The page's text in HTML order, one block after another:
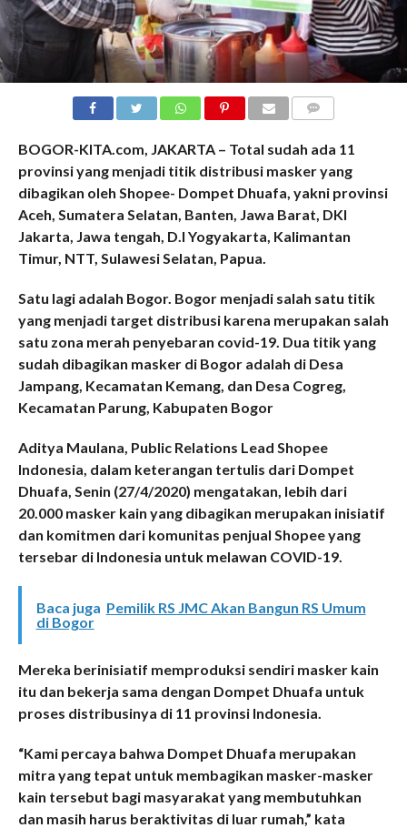
BOGOR-KITA.com, JAKARTA – Total sudah ada 11
provinsi yang menjadi titik distribusi masker yang
dibagikan oleh Shopee- Dompet Dhuafa, yakni provinsi
Aceh, Sumatera Selatan, Banten, Jawa Barat, DKI
Jakarta, Jawa tengah, D.I Yogyakarta, Kalimantan
Timur, NTT, Sulawesi Selatan, Papua.
Satu lagi adalah Bogor. Bogor menjadi salah satu titik
yang menjadi target distribusi karena merupakan salah
satu zona merah penyebaran covid-19. Dua titik yang
sudah dibagikan masker di Bogor adalah di Desa
Jampang, Kecamatan Kemang, dan Desa Cogreg,
Kecamatan Parung, Kabupaten Bogor
Aditya Maulana, Public Relations Lead Shopee
Indonesia, dalam keterangan tertulis dari Dompet
Dhuafa, Senin (27/4/2020) mengatakan, lebih dari
20.000 masker kain yang dibagikan merupakan inisiatif
dan komitmen dari komunitas penjual Shopee yang
tersebar di Indonesia untuk melawan COVID-19.
Baca juga Pemilik RS JMC Akan Bangun RS Umum
di Bogor
Mereka berinisiatif memproduksi sendiri masker kain
itu dan bekerja sama dengan Dompet Dhuafa untuk
proses distribusinya di 11 provinsi Indonesia.
“Kami percaya bahwa Dompet Dhuafa merupakan
mitra yang tepat untuk membagikan masker-masker
kain tersebut bagi masyarakat yang membutuhkan
dan masih harus beraktivitas di luar rumah,” kata